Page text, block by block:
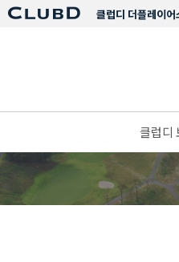
클럽디 더플레이어
클럽디